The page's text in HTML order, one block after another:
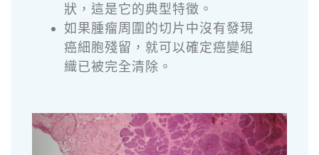
狀，這是它的典型特徵。
如果腫瘤周圍的切片中沒有發現
癌細胞殘留，就可以確定癌變組
織已被完全清除。